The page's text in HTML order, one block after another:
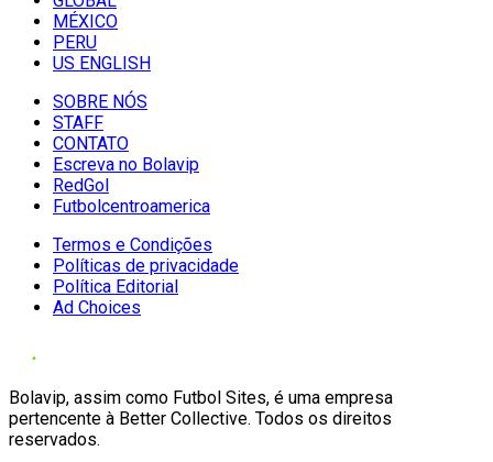
MÉXICO
PERU
US ENGLISH
SOBRE NÓS
STAFF
CONTATO
Escreva no Bolavip
RedGol
Futbolcentroamerica
Termos e Condições
Políticas de privacidade
Política Editorial
Ad Choices
Bolavip, assim como Futbol Sites, é uma empresa
pertencente à Better Collective. Todos os direitos
reservados.